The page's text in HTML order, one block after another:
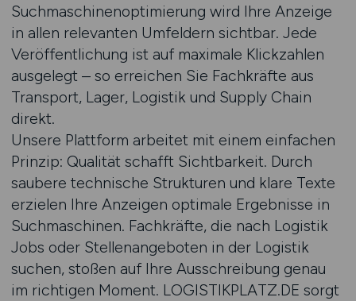
Suchmaschinenoptimierung wird Ihre Anzeige
in allen relevanten Umfeldern sichtbar. Jede
Veröffentlichung ist auf maximale Klickzahlen
ausgelegt – so erreichen Sie Fachkräfte aus
Transport, Lager, Logistik und Supply Chain
direkt.
Unsere Plattform arbeitet mit einem einfachen
Prinzip: Qualität schafft Sichtbarkeit. Durch
saubere technische Strukturen und klare Texte
erzielen Ihre Anzeigen optimale Ergebnisse in
Suchmaschinen. Fachkräfte, die nach Logistik
Jobs oder Stellenangeboten in der Logistik
suchen, stoßen auf Ihre Ausschreibung genau
im richtigen Moment. LOGISTIKPLATZ.DE sorgt